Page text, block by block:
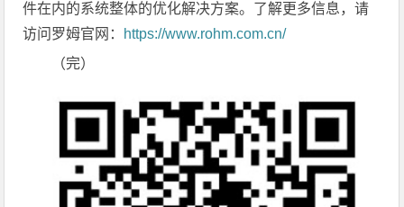
件在内的系统整体的优化解决方案。了解更多信息，请
访问罗姆官网： https://www.rohm.com.cn/
（完）